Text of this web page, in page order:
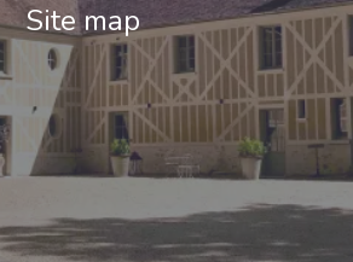
Site map